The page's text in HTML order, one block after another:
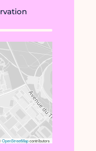
OpenStreetMapcontributors